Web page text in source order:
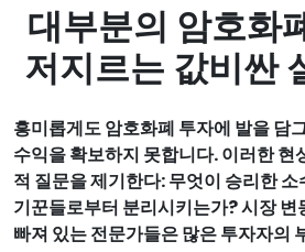
대부분의 암호화
저지르는 값비싼
흥미롭게도 암호화폐 투자에 발을 담
수익을 확보하지 못합니다. 이러한 현
적 질문을 제기한다: 무엇이 승리한
기꾼들로부터 분리시키는가? 시장 변
빠져 있는 전문가들은 많은 투자자의